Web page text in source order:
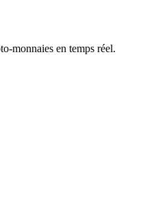
monnaies en temps réel.